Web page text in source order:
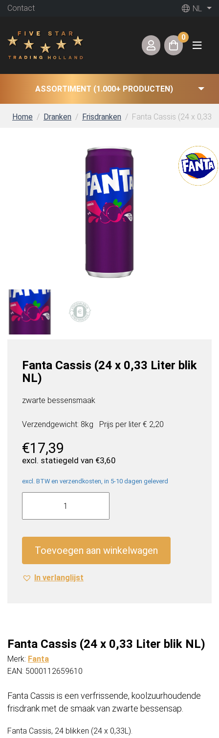
Contact NL
0
ASSORTIMENT (1.000+ PRODUCTEN)
Home Dranken Frisdranken Fanta Cassis (24 x 0,33
Fanta Cassis (24 x 0,33 Liter blik
NL)
zwarte bessensmaak
Verzendgewicht: 8kg Prijs per liter € 2,20
€17,39
excl. statiegeld van €3,60
excl. BTW en verzendkosten, in 5-10 dagen geleverd
Fanta
(24
blik
NL)
Toevoegen aan winkelwagen
In verlanglijst
Fanta Cassis (24 x 0,33 Liter blik NL)
Merk: Fanta
EAN: 5000112659610
Fanta Cassis is een verfrissende, koolzuurhoudende
frisdrank met de smaak van zwarte bessensap.
Fanta Cassis, 24 blikken (24 x 0,33L).